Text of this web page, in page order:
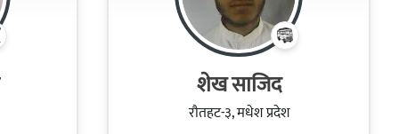
शेख साजिद
रौतहट-३, मधेश प्रदेश